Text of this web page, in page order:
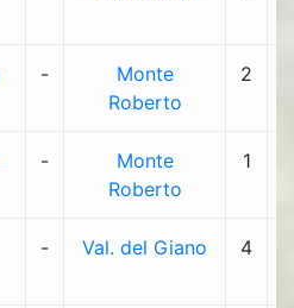
-
Monte
Roberto
2
-
Monte
Roberto
1
- Val. del Giano 4